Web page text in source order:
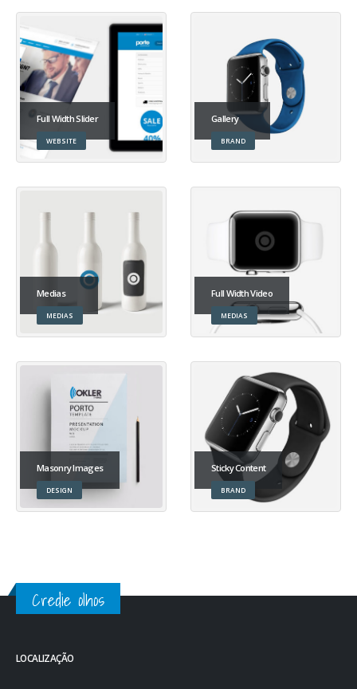
Full Width Slider
WEBSITE
Gallery
BRAND
Medias
MEDIAS
Full Width Video
MEDIAS
Masonry Images
DESIGN
Sticky Content
BRAND
Credie olhos
LOCALIZAÇÃO